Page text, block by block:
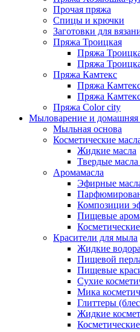
Прочая пряжа
Спицы и крючки
Заготовки для
Пряжа Троицкая
Пряжа
Пряжа
Пряжа Камтекс
Пряжа
Пряжа
Пряжа Color city
Мыловарение и домашняя
Мыльная основа
Косметические
Жидкие масла
Твердые
Аромамасла
Эфирные
Композиции
Пищевые
Красители для мыла
Жидкие
Пищевой
Пищевые
Сухие
Мика
Глиттеры
Жидкие